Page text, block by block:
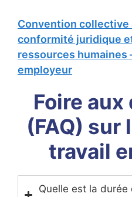
Convention collective
conformité juridique
ressources humaines
employeur
Foire
(FAQ) sur
travail
Quelle est la